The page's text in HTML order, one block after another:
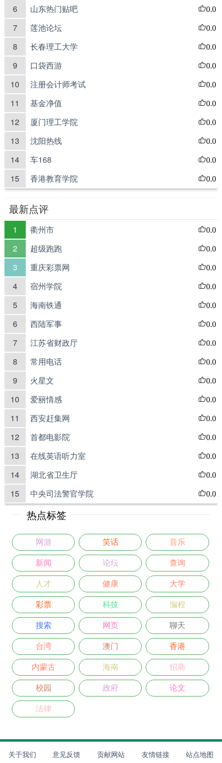
6 山东热门贴吧 0.0
7 莲池论坛 0.0
8 长春理工大学 0.0
9 口袋西游 0.0
10 注册会计师考试 0.0
11 基金净值 0.0
12 厦门理工学院 0.0
13 沈阳热线 0.0
14 车168 0.0
15 香港教育学院 0.0
最新点评
1 衢州市 0.0
2 超级跑跑 0.0
3 重庆彩票网 0.0
4 宿州学院 0.0
5 海南铁通 0.0
6 西陆军事 0.0
7 江苏省财政厅 0.0
8 常用电话 0.0
9 火星文 0.0
10 爱丽情感 0.0
11 西安赶集网 0.0
12 首都电影院 0.0
13 在线英语听力室 0.0
14 湖北省卫生厅 0.0
15 中央司法警官学院 0.0
热点标签
网游 笑话 音乐
新闻 论坛 查询
人才 健康 大学
彩票 科技 编程
搜索 网页 聊天
台湾 澳门 香港
内蒙古 海南 招商
校园 政府 论文
法律
关于我们 意见反馈 贡献网站 友情链接 站点地图